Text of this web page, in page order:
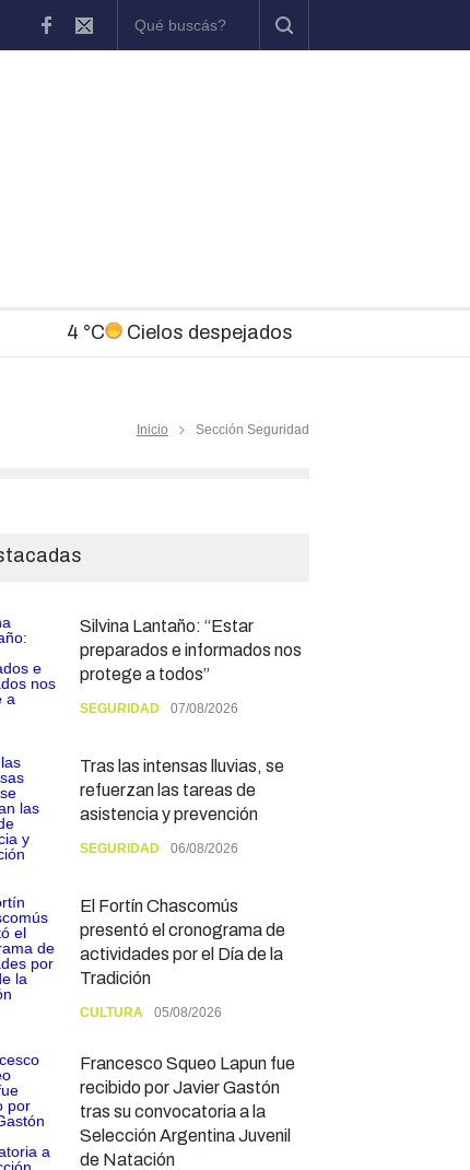
El Teatro Brazzola ofrece en agosto una programación con
4 °C Cielos despejados
Inicio Sección Seguridad
Silvina Lantaño: “Estar
preparados e informados nos
protege a todos”
SEGURIDAD 07/08/2026
Tras las intensas lluvias, se
refuerzan las tareas de
asistencia y prevención
SEGURIDAD 06/08/2026
El Fortín Chascomús
presentó el cronograma de
actividades por el Día de la
Tradición
CULTURA 05/08/2026
Francesco Squeo Lapun fue
recibido por Javier Gastón
tras su convocatoria a la
Selección Argentina Juvenil
de Natación